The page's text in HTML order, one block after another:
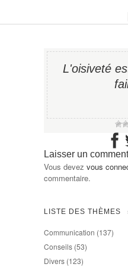
L'oisiveté
Laisser un
Vous devez vous
commentaire.
LISTE DES THÈMES
Communication (137)
Conseils (53)
Divers (123)